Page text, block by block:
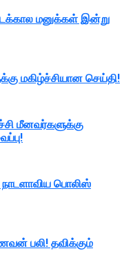
மனுக்கள் இன்று
மகிழ்ச்சியான செய்தி!
மீனவர்களுக்கு
பொலிஸ்
பலி! தவிக்கும்